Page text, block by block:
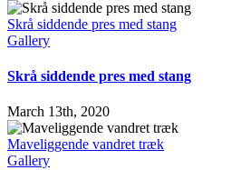
Skrå siddende pres med stang
Gallery
Skrå siddende pres med stang
March 13th, 2020
Maveliggende vandret træk
Gallery